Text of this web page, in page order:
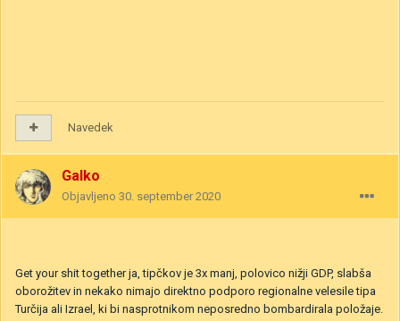
Navedek
Galko
Objavljeno 30. september 2020
Get your shit together ja, tipčkov je 3x manj, polovico nižji GDP, slabša
oborožitev in nekako nimajo direktno podporo regionalne velesile tipa
Turčija ali Izrael, ki bi nasprotnikom neposredno bombardirala položaje.